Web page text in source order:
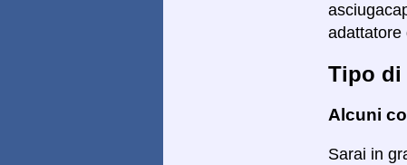
adattatore
Tipo di
Alcuni
Sarai in